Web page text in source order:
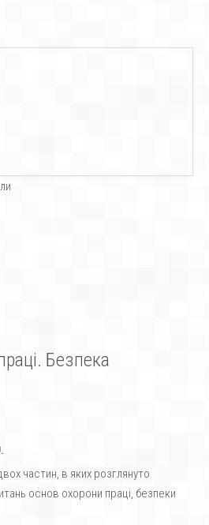
Безпека
частин, в яких розглянуто
основ охорони праці, безпеки